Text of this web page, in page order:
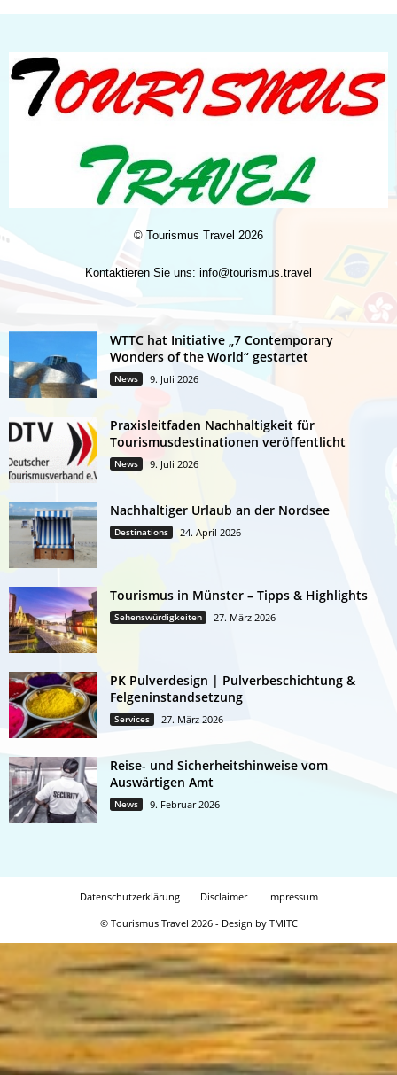
© Tourismus Travel 2026
Kontaktieren Sie uns: info@tourismus.travel
WTTC hat Initiative „7 Contemporary
Wonders of the World“ gestartet
News 9. Juli 2026
Praxisleitfaden Nachhaltigkeit für
Tourismusdestinationen veröffentlicht
News 9. Juli 2026
Nachhaltiger Urlaub an der Nordsee
Destinations 24. April 2026
Tourismus in Münster – Tipps & Highlights
Sehenswürdigkeiten 27. März 2026
PK Pulverdesign | Pulverbeschichtung &
Felgeninstandsetzung
Services 27. März 2026
Reise- und Sicherheitshinweise vom
Auswärtigen Amt
News 9. Februar 2026
Datenschutzerklärung Disclaimer
Impressum
© Tourismus Travel 2026 - Design by TMITC